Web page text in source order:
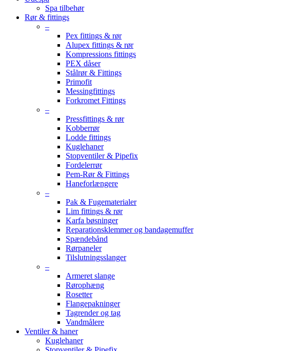
Spa tilbehør
Rør & fittings
–
Pex fittings & rør
Alupex fittings & rør
Kompressions fittings
PEX dåser
Stålrør & Fittings
Primofit
Messingfittings
Forkromet Fittings
–
Pressfittings & rør
Kobberrør
Lodde fittings
Kuglehaner
Stopventiler & Pipefix
Fordelerrør
Pem-Rør & Fittings
Haneforlængere
–
Pak & Fugematerialer
Lim fittings & rør
Karfa bøsninger
Reparationsklemmer og bandagemuffer
Spændebånd
Rørpaneler
Tilslutningsslanger
–
Armeret slange
Rørophæng
Rosetter
Flangepakninger
Tagrender og tag
Vandmålere
Ventiler & haner
Kuglehaner